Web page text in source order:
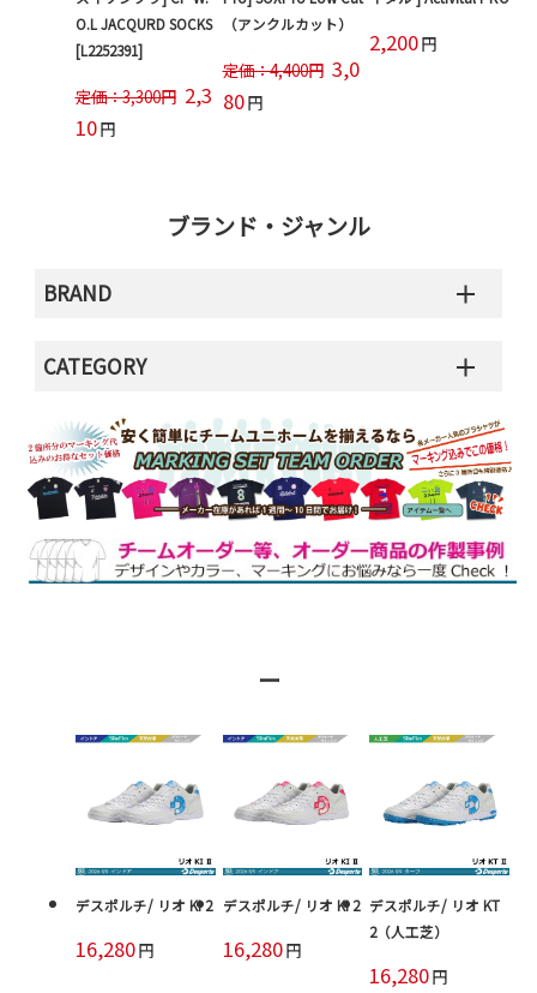
O.L JACQURD SOCKS
[L2252391]
定価：3,300円 2,3
10円
（アンクルカット）
定価：4,400円 3,0
80円
2,200円
ブランド・ジャンル
BRAND
CATEGORY
ー
デスポルチ/ リオ KI 2
16,280円
デスポルチ/ リオ KI 2
16,280円
デスポルチ/ リオ KT
2（人工芝）
16,280円